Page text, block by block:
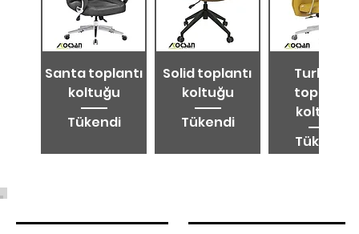
Santa toplantı
koltuğu
Tükendi
Solid toplantı
koltuğu
Tükendi
Turkuaz
toplantı
koltuğu
Tükendi